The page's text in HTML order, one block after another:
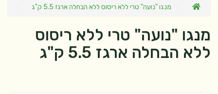
מנגו "נועה" טרי ללא ריסוס ללא הבחלה ארגז 5.5 ק"ג
מנגו "נועה" טרי ללא ריסוס
ללא הבחלה ארגז 5.5 ק"ג